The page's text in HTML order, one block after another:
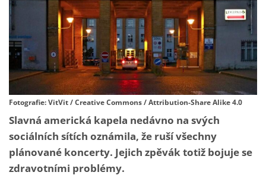
Fotografie: VitVit / Creative Commons / Attribution-Share Alike 4.0
Slavná americká kapela nedávno na svých
sociálních sítích oznámila, že ruší všechny
plánované koncerty. Jejich zpěvák totiž bojuje se
zdravotními problémy.